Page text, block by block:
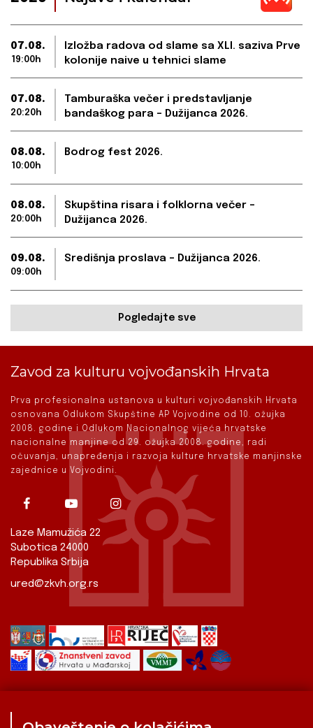
07.08.
19:00h
Izložba radova od slame sa XLI. saziva Prve
kolonije naive u tehnici slame
07.08.
20:20h
Tamburaška večer i predstavljanje
bandaškog para – Dužijanca 2026.
08.08.
10:00h
Bodrog fest 2026.
08.08.
20:00h
Skupština risara i folklorna večer –
Dužijanca 2026.
09.08.
09:00h
Središnja proslava – Dužijanca 2026.
Pogledajte sve
Zavod za kulturu vojvođanskih Hrvata
Prva profesionalna ustanova u kulturi vojvođanskih Hrvata
osnovana Odlukom Skupštine AP Vojvodine od 10. ožujka
2008. godine i Odlukom Nacionalnog vijeća hrvatske
nacionalne manjine od 29. ožujka 2008. godine, radi
očuvanja, unapređenja i razvoja kulture hrvatske manjinske
zajednice u Vojvodini.
Laze Mamužića 22
Subotica 24000
Republika Srbija
ured@zkvh.org.rs